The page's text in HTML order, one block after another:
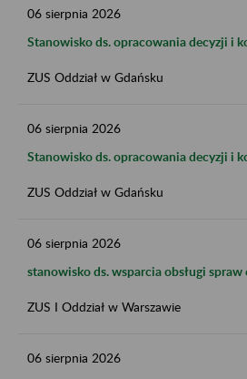
06 sierpnia 2026
Stanowisko ds. opracowania decyzji i
ZUS Oddział w Gdańsku
06 sierpnia 2026
Stanowisko ds. opracowania decyzji i
ZUS Oddział w Gdańsku
06 sierpnia 2026
stanowisko ds. wsparcia obsługi
ZUS I Oddział w Warszawie
06 sierpnia 2026